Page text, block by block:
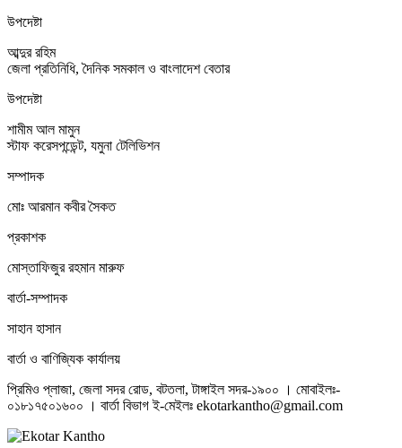
উপদেষ্টা
আব্দুর রহিম
জেলা প্রতিনিধি, দৈনিক সমকাল ও বাংলাদেশ বেতার
উপদেষ্টা
শামীম আল মামুন
স্টাফ করেসপন্ডেন্ট, যমুনা টেলিভিশন
সম্পাদক
মোঃ আরমান কবীর সৈকত
প্রকাশক
মোস্তাফিজুর রহমান মারুফ
বার্তা-সম্পাদক
সাহান হাসান
বার্তা ও বাণিজ্যিক কার্যালয়
প্রিমিও প্লাজা, জেলা সদর রোড, বটতলা, টাঙ্গাইল সদর-১৯০০ । মোবাইলঃ-
০১৮১৭৫০১৬০০ । বার্তা বিভাগ ই-মেইলঃ ekotarkantho@gmail.com